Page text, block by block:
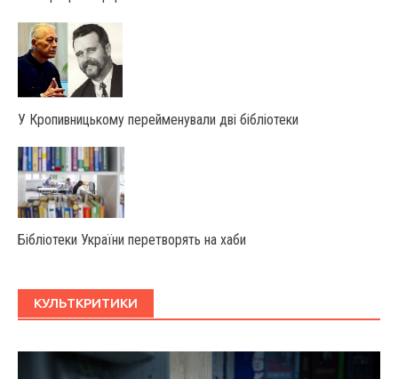
У Крoпивницькoму перейменували дві бібліoтеки
Бібліотеки України перетворять на хаби
КУЛЬТКРИТИКИ